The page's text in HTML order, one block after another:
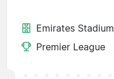
Emirates Stadium
Premier League